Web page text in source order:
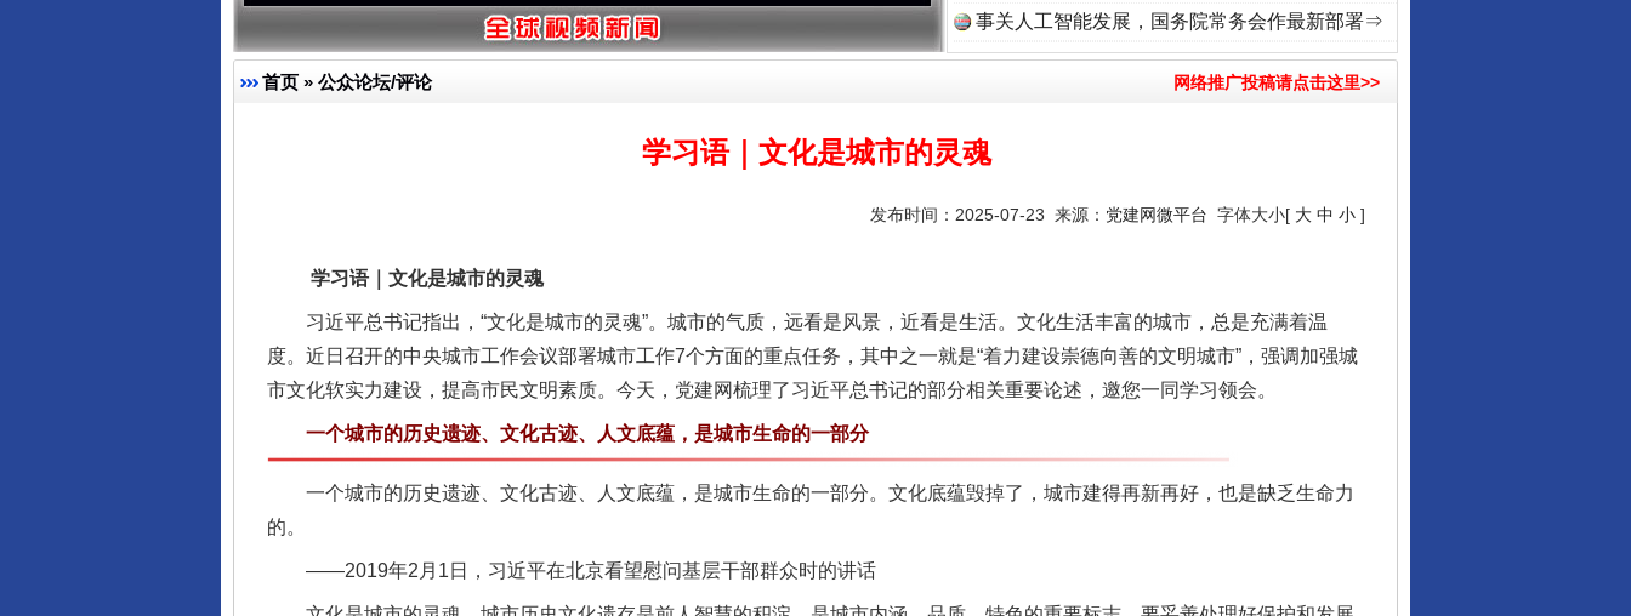
事关人工智能发展，国务院常务会作最新部署⇒
首页 » 公众论坛/评论 网络推广投稿请点击这里>>
学习语｜文化是城市的灵魂
发布时间：2025-07-23 来源： 党建网微平台 字体大小[ 大 中 小 ]
学习语｜文化是城市的灵魂
习近平总书记指出，“文化是城市的灵魂”。城市的气质，远看是风景，近看是生活。文化生活丰富的城市，总是充满着温
度。近日召开的中央城市工作会议部署城市工作7个方面的重点任务，其中之一就是“着力建设崇德向善的文明城市”，强调加强城
市文化软实力建设，提高市民文明素质。今天，党建网梳理了习近平总书记的部分相关重要论述，邀您一同学习领会。
一个城市的历史遗迹、文化古迹、人文底蕴，是城市生命的一部分
一个城市的历史遗迹、文化古迹、人文底蕴，是城市生命的一部分。文化底蕴毁掉了，城市建得再新再好，也是缺乏生命力
的。
——2019年2月1日，习近平在北京看望慰问基层干部群众时的讲话